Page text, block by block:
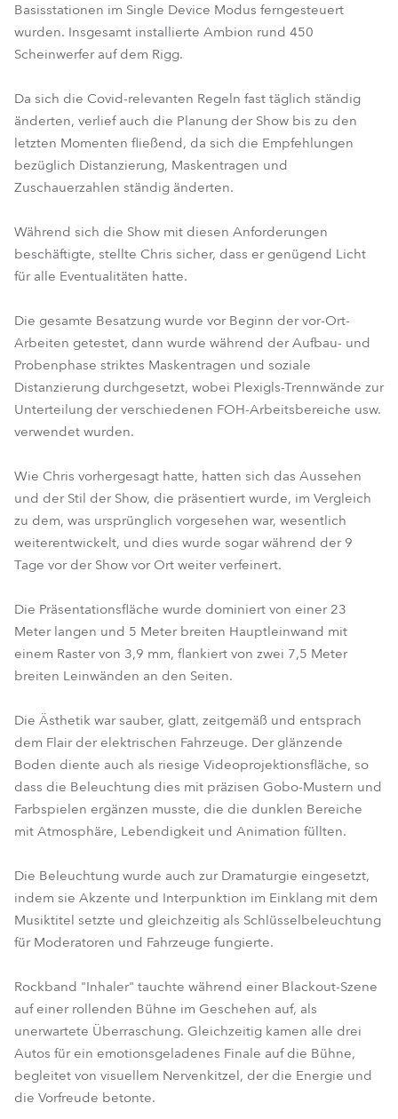
Basisstationen im Single Device Modus ferngesteuert
wurden. Insgesamt installierte Ambion rund 450
Scheinwerfer auf dem Rigg.
Da sich die Covid-relevanten Regeln fast täglich ständig
änderten, verlief auch die Planung der Show bis zu den
letzten Momenten fließend, da sich die Empfehlungen
bezüglich Distanzierung, Maskentragen und
Zuschauerzahlen ständig änderten.
Während sich die Show mit diesen Anforderungen
beschäftigte, stellte Chris sicher, dass er genügend Licht
für alle Eventualitäten hatte.
Die gesamte Besatzung wurde vor Beginn der vor-Ort-
Arbeiten getestet, dann wurde während der Aufbau- und
Probenphase striktes Maskentragen und soziale
Distanzierung durchgesetzt, wobei Plexigls-Trennwände zur
Unterteilung der verschiedenen FOH-Arbeitsbereiche usw.
verwendet wurden.
Wie Chris vorhergesagt hatte, hatten sich das Aussehen
und der Stil der Show, die präsentiert wurde, im Vergleich
zu dem, was ursprünglich vorgesehen war, wesentlich
weiterentwickelt, und dies wurde sogar während der 9
Tage vor der Show vor Ort weiter verfeinert.
Die Präsentationsfläche wurde dominiert von einer 23
Meter langen und 5 Meter breiten Hauptleinwand mit
einem Raster von 3,9 mm, flankiert von zwei 7,5 Meter
breiten Leinwänden an den Seiten.
Die Ästhetik war sauber, glatt, zeitgemäß und entsprach
dem Flair der elektrischen Fahrzeuge. Der glänzende
Boden diente auch als riesige Videoprojektionsfläche, so
dass die Beleuchtung dies mit präzisen Gobo-Mustern und
Farbspielen ergänzen musste, die die dunklen Bereiche
mit Atmosphäre, Lebendigkeit und Animation füllten.
Die Beleuchtung wurde auch zur Dramaturgie eingesetzt,
indem sie Akzente und Interpunktion im Einklang mit dem
Musiktitel setzte und gleichzeitig als Schlüsselbeleuchtung
für Moderatoren und Fahrzeuge fungierte.
Rockband "Inhaler" tauchte während einer Blackout-Szene
auf einer rollenden Bühne im Geschehen auf, als
unerwartete Überraschung. Gleichzeitig kamen alle drei
Autos für ein emotionsgeladenes Finale auf die Bühne,
begleitet von visuellem Nervenkitzel, der die Energie und
die Vorfreude betonte.